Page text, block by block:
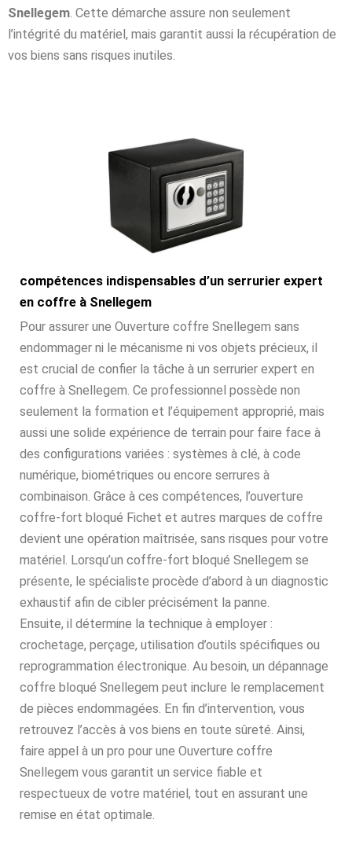
Snellegem. Cette démarche assure non seulement
l’intégrité du matériel, mais garantit aussi la récupération de
vos biens sans risques inutiles.
compétences indispensables d’un serrurier expert
en coffre à Snellegem
Pour assurer une Ouverture coffre Snellegem sans
endommager ni le mécanisme ni vos objets précieux, il
est crucial de confier la tâche à un serrurier expert en
coffre à Snellegem. Ce professionnel possède non
seulement la formation et l’équipement approprié, mais
aussi une solide expérience de terrain pour faire face à
des configurations variées : systèmes à clé, à code
numérique, biométriques ou encore serrures à
combinaison. Grâce à ces compétences, l’ouverture
coffre-fort bloqué Fichet et autres marques de coffre
devient une opération maîtrisée, sans risques pour votre
matériel. Lorsqu’un coffre-fort bloqué Snellegem se
présente, le spécialiste procède d’abord à un diagnostic
exhaustif afin de cibler précisément la panne.
Ensuite, il détermine la technique à employer :
crochetage, perçage, utilisation d’outils spécifiques ou
reprogrammation électronique. Au besoin, un dépannage
coffre bloqué Snellegem peut inclure le remplacement
de pièces endommagées. En fin d’intervention, vous
retrouvez l’accès à vos biens en toute sûreté. Ainsi,
faire appel à un pro pour une Ouverture coffre
Snellegem vous garantit un service fiable et
respectueux de votre matériel, tout en assurant une
remise en état optimale.